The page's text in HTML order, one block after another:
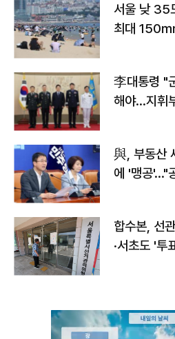
서울 낮 35
최대 150
李대통령 "
해야…지휘
與, 부동산
에 '맹공'…"
합수본, 선
·서초도 '투